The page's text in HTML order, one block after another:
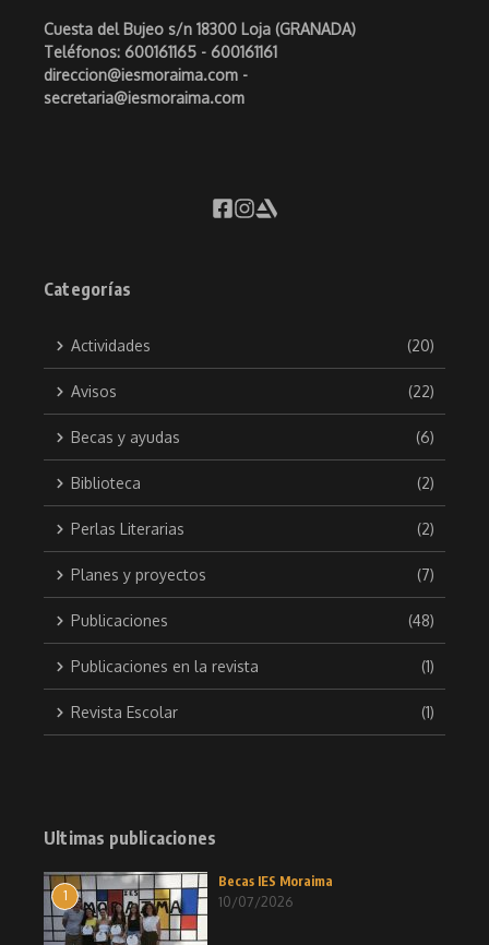
Cuesta del Bujeo s/n 18300 Loja (GRANADA)
Teléfonos: 600161165 - 600161161
direccion@iesmoraima.com -
secretaria@iesmoraima.com
Categorías
Actividades (20)
Avisos (22)
Becas y ayudas (6)
Biblioteca (2)
Perlas Literarias (2)
Planes y proyectos (7)
Publicaciones (48)
Publicaciones en la revista (1)
Revista Escolar (1)
Ultimas publicaciones
1
Becas IES Moraima
10/07/2026